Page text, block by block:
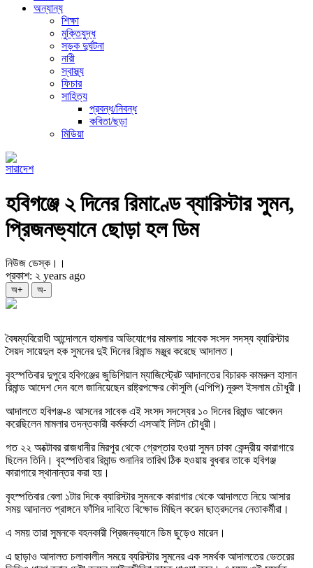
অন্যান্য
শিক্ষা
মুক্তিযুদ্ধ
সড়ক দুর্ঘটনা
নারী
স্বাস্থ্য
ফিচার
সাহিত্য
প্রবন্ধ/নিবন্ধ
কবিতা/ছড়া
মিডিয়া
সারাদেশ
হবিগঞ্জে ২ দিনের রিমাণ্ডে ব্যারিস্টার সুমন,
প্রিজনভ্যানে ছোড়া হল ডিম
নিউজ ডেস্ক।।
প্রকাশ: ২ years ago
অ+ অ-
বৈষম্যবিরোধী আন্দোলনে হামলার অভিযোগের মামলায় সাবেক সংসদ সদস্য ব্যারিস্টার
সৈয়দ সায়েদুল হক সুমনের দুই দিনের রিমান্ড মঞ্জুর করেছে আদালত।
বৃহস্পতিবার দুপুরে হবিগঞ্জের জুডিশিয়াল ম্যাজিস্ট্রেট আদালতের বিচারক কামরুল হাসান
রিমান্ড আদেশ দেন বলে জানিয়েছেন রাষ্ট্রপক্ষের কৌসুলি (এপিপি) নুরুল ইসলাম চৌধুরী।
আদালতে হবিগঞ্জ-৪ আসনের সাবেক এই সংসদ সদস্যের ১০ দিনের রিমান্ড আবেদন
করেছিলেন মামলার তদন্তকারী কর্মকর্তা এসআই লিটন চৌধুরী।
গত ২২ অক্টোবর রাজধানীর মিরপুর থেকে গ্রেপ্তার হওয়া সুমন ঢাকা কেন্দ্রীয় কারাগারে
ছিলেন তিনি। বৃহস্পতিবার রিমান্ড শুনানির তারিখ ঠিক হওয়ায় বুধবার তাকে হবিগঞ্জ
কারাগারে স্থানান্তর করা হয়।
বৃহস্পতিবার বেলা ১টার দিকে ব্যারিস্টার সুমনকে কারাগার থেকে আদালতে নিয়ে আসার
সময় আদালত প্রাঙ্গনে ফাঁসির দাবিতে বিক্ষোভ মিছিল করেন ছাত্রদলের নেতাকর্মীরা।
এ সময় তারা সুমনকে বহনকারী প্রিজনভ্যানে ডিম ছুড়েও মারেন।
এ ছাড়াও আদালত চলাকালীন সময়ে ব্যরিস্টার সুমনের এক সমর্থক আদালতের ভেতরের